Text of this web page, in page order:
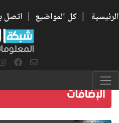
الرئيسية | كل المواضيع | اتصل